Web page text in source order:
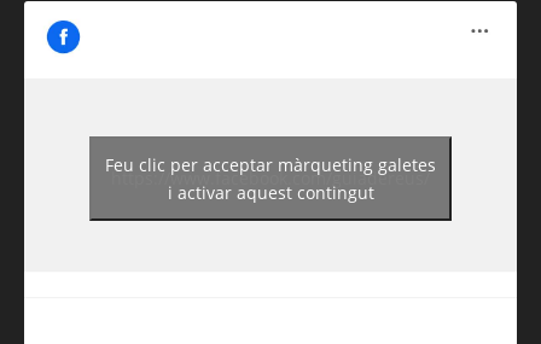
https://www.facebook.com/guiadereus/
Feu clic per acceptar màrqueting galetes
i activar aquest contingut